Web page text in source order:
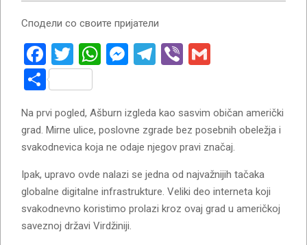
Сподели со своите пријатели
Facebook
Twitter
WhatsApp
Messenger
Telegram
Viber
Share
Na prvi pogled, Ašburn izgleda kao sasvim običan američki
grad. Mirne ulice, poslovne zgrade bez posebnih obeležja i
svakodnevica koja ne odaje njegov pravi značaj.
Ipak, upravo ovde nalazi se jedna od najvažnijih tačaka
globalne digitalne infrastrukture. Veliki deo interneta koji
svakodnevno koristimo prolazi kroz ovaj grad u američkoj
saveznoj državi Virdžiniji.